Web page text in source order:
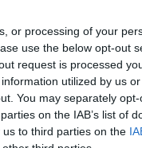
or processing of your
use the below opt-out
request is processed
utilized by us
You may separately
on the IAB’s list of
to third parties on the
ότι ο